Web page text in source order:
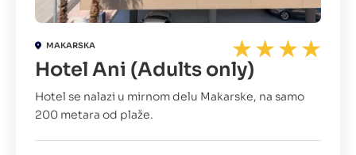
MAKARSKA
Hotel Ani (Adults only)
Hotel se nalazi u mirnom delu Makarske, na samo
200 metara od plaže.